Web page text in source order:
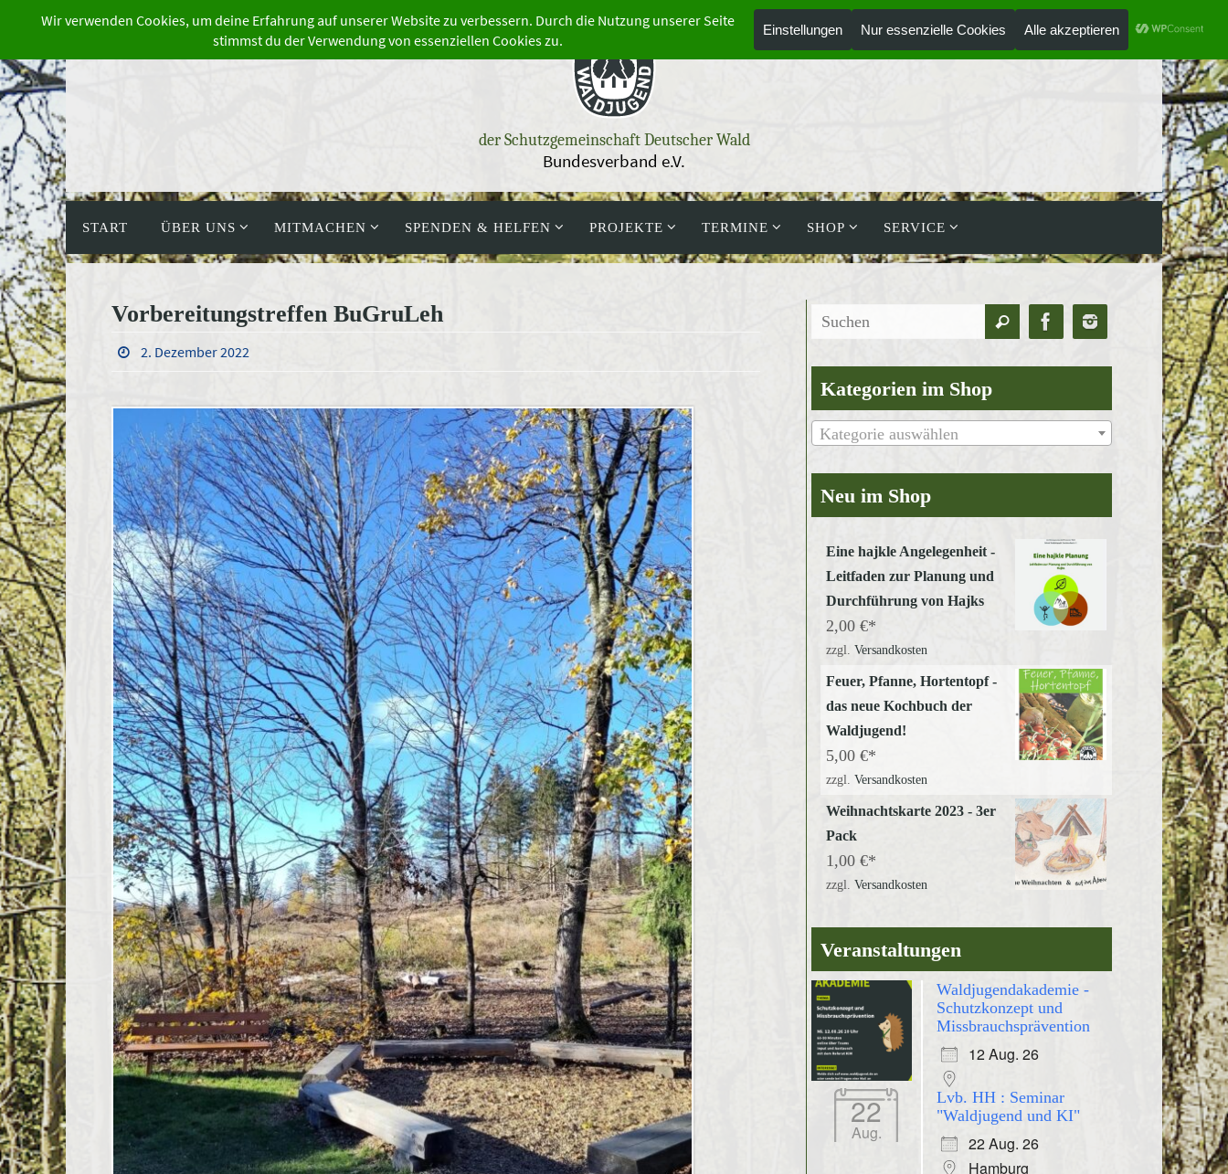
der Schutzgemeinschaft Deutscher Wald
Bundesverband e.V.
Zum
Inhalt
springen
START ÜBER UNS MITMACHEN SPENDEN & HELFEN PROJEKTE TERMINE SHOP SERVICE
Vorbereitungstreffen BuGruLeh
2. Dezember 2022
Suchen
nach:
Suchen
Kategorien im Shop
Kategorie auswählen
Neu im Shop
Eine hajkle Angelegenheit -
Leitfaden zur Planung und
Durchführung von Hajks
2,00 €
zzgl. Versandkosten
Feuer, Pfanne, Hortentopf -
das neue Kochbuch der
Waldjugend!
5,00 €
zzgl. Versandkosten
Weihnachtskarte 2023 - 3er
Pack
1,00 €
zzgl. Versandkosten
Veranstaltungen
Waldjugendakademie -
Schutzkonzept und
Missbrauchsprävention
12 Aug. 26
22
Aug.
Lvb. HH : Seminar
"Waldjugend und KI"
22 Aug. 26
Hamburg